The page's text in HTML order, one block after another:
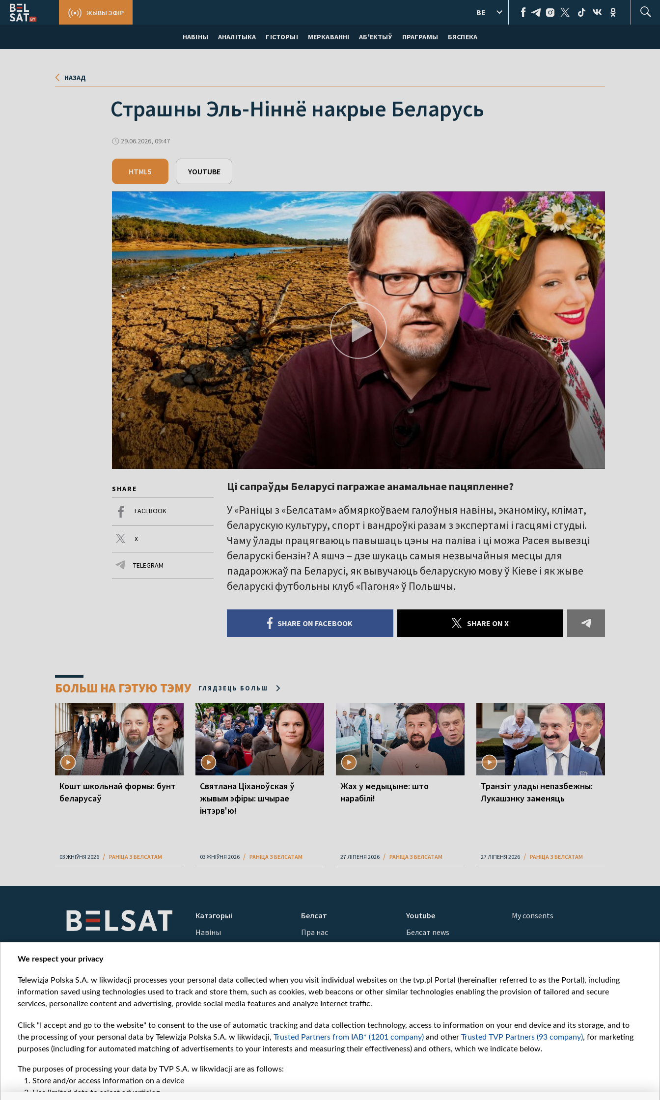
НАВІНЫ АНАЛІТЫКА ГІСТОРЫІ МЕРКАВАННI АБ'ЕКТЫЎ ПРАГРАМЫ БЯСПЕКА
ЖЫВЫ ЭФІР BE
НАЗАД
Страшны Эль-Ніннё накрые Беларусь
29.06.2026, 09:47
HTML5 YOUTUBE
SHARE
FACEBOOK
X
TELEGRAM
Ці сапраўды Беларусі пагражае анамальнае пацяпленне?
У «Раніцы з «Белсатам» абмяркоўваем галоўныя навіны, эканоміку, клімат,
беларускую культуру, спорт і вандроўкі разам з экспертамі і гасцямі студыі.
Чаму ўлады працягваюць павышаць цэны на паліва і ці можа Расея вывезці
беларускі бензін? А яшчэ – дзе шукаць самыя незвычайныя месцы для
падарожжаў па Беларусі, як вывучаюць беларускую мову ў Кіеве і як жыве
беларускі футбольны клуб «Пагоня» ў Польшчы.
SHARE ON FACEBOOK SHARE ON X
БОЛЬШ НА ГЭТУЮ ТЭМУ ГЛЯДЗЕЦЬ БОЛЬШ
Кошт школьнай формы: бунт
беларусаў
03 ЖНІЎНЯ 2026 РАНІЦА З БЕЛСАТАМ
Святлана Ціханоўская ў
жывым эфіры: шчырае
інтэрв'ю!
03 ЖНІЎНЯ 2026 РАНІЦА З БЕЛСАТАМ
Жах у медыцыне: што
нарабілі!
27 ЛІПЕНЯ 2026 РАНІЦА З БЕЛСАТАМ
Транзіт улады непазбежны:
Лукашэнку заменяць
27 ЛІПЕНЯ 2026 РАНІЦА З БЕЛСАТАМ
Катэгорыі
Навіны
Вайна
Белсат
Пра нас
Кантакты
Як нас глядзець
Узнагароды
Міжнародная супраца
Ціск з боку ўладаў
Беларусі
Як нас падтрымаць
Youtube
Белсат news
Белсат Shorts
Belsat English
Biełsat PL
Белсат History
Белсат Music
Белсат Doc
My consents
We respect your privacy
Telewizja Polska S.A. w likwidacji processes your personal data collected when you visit individual websites on the tvp.pl Portal (hereinafter referred to as the Portal), including
information saved using technologies used to track and store them, such as cookies, web beacons or other similar technologies enabling the provision of tailored and secure
services, personalize content and advertising, provide social media features and analyze Internet traffic.
Click "I accept and go to the website" to consent to the use of automatic tracking and data collection technology, access to information on your end device and its storage, and to
the processing of your personal data by Telewizja Polska S.A. w likwidacji, Trusted Partners from IAB* (1201 company) and other Trusted TVP Partners (93 company), for marketing
purposes (including for automated matching of advertisements to your interests and measuring their effectiveness) and others, which we indicate below.
The purposes of processing your data by TVP S.A. w likwidacji are as follows:
Store and/or access information on a device
Use limited data to select advertising